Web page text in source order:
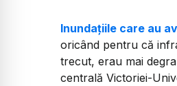
Inundațiile care au
oricând pentru că
trecut, erau mai
centrală Victoriei-